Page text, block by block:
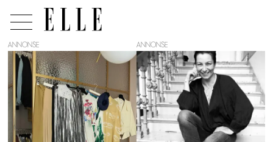
Tag:
bærekraftig
garderobe
ANNONSE